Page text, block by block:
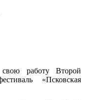
работу Второй
«Псковская